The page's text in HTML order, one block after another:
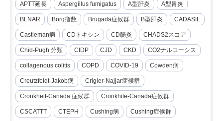
APTT延長 Aspergillus fumigatus A型肝炎 A型胃炎
BLNAR Borg指数 Brugada症候群 B型肝炎 CADASIL
Castleman病 CDトキシン CD腸炎 CHADS2スコア
Chid-Pugh 分類 CIDP CJD CKD CO2ナルコーシス
collagenous colitis COPD COVID-19 Cowden病
Creutzfeldt-Jakob病 Crigler-Najjar症候群
Cronkheit-Canada 症候群 Cronkhite-Canada症候群
CSCATTT CTEPH Cushing病 Cushing症候群